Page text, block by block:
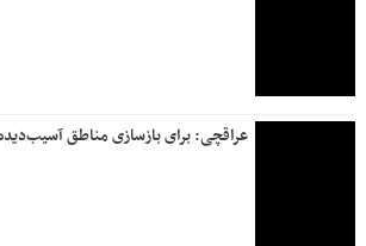
عراقچی: برای بازسازی مناطق